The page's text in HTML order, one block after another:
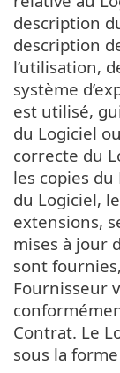
description
description
l’utilisation,
système
est utilisé,
du Logiciel
correcte du
les copies du
du Logiciel,
extensions,
mises à jour
sont
Fournisseur
Contrat. Le
sous la